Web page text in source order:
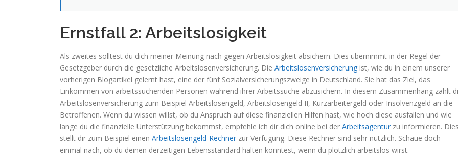
Ernstfall 2: Arbeitslosigkeit
Als zweites solltest du dich meiner Meinung nach gegen Arbeitslosigkeit absichern. Dies übernimmt in der Regel der
Gesetzgeber durch die gesetzliche Arbeitslosenversicherung. Die Arbeitslosenversicherung ist, wie du in einem unserer
vorherigen Blogartikel gelernt hast, eine der fünf Sozialversicherungszweige in Deutschland. Sie hat das Ziel, das
Einkommen von arbeitssuchenden Personen während ihrer Arbeitssuche abzusichern. In diesem Zusammenhang zahlt
Arbeitslosenversicherung zum Beispiel Arbeitslosengeld, Arbeitslosengeld II, Kurzarbeitergeld oder Insolvenzgeld an die
Betroffenen. Wenn du wissen willst, ob du Anspruch auf diese finanziellen Hilfen hast, wie hoch diese ausfallen und wie
lange du die finanzielle Unterstützung bekommst, empfehle ich dir dich online bei der Arbeitsagentur zu informieren.
stellt dir zum Beispiel einen Arbeitslosengeld-Rechner zur Verfügung. Diese Rechner sind sehr nützlich. Schaue doch
einmal nach, ob du deinen derzeitigen Lebensstandard halten könntest, wenn du plötzlich arbeitslos wirst.